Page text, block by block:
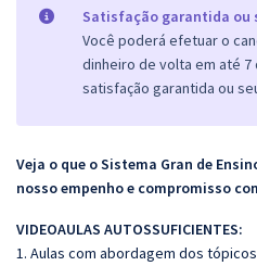
Satisfação garantida ou
Você poderá efetuar o
dinheiro de volta em até 7
satisfação garantida ou
Veja o que o Sistema Gran de
nosso empenho e compromisso
VIDEOAULAS AUTOSSUFICIENTES:
1. Aulas com abordagem dos